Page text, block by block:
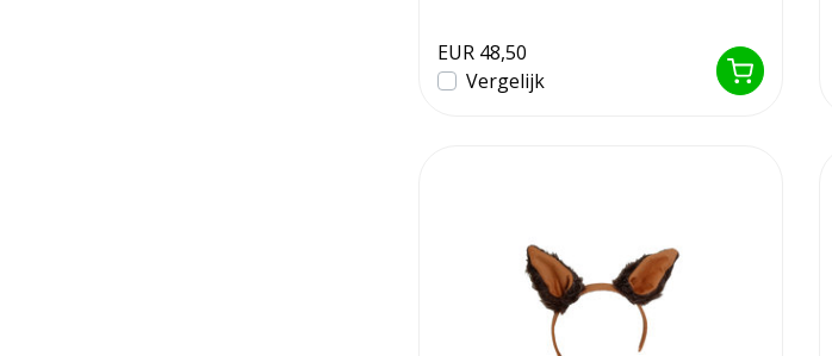
EUR 48,50
Vergelijk